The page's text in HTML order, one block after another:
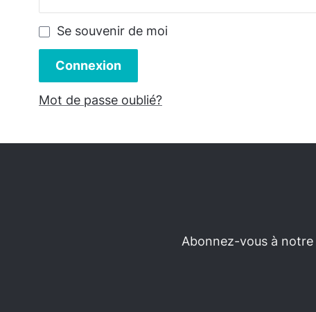
Se souvenir de moi
Connexion
Mot de passe oublié?
Abonnez-vous à